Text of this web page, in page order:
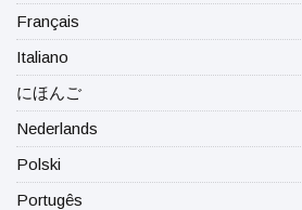
Français
Italiano
にほんご
Nederlands
Polski
Portugês